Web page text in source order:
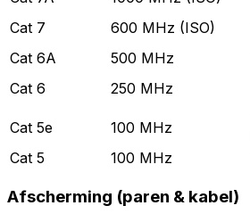
Cat 7
600 MHz (ISO)
Cat 6A
500 MHz
Cat 6
250 MHz
Cat 5e 100 MHz
Cat 5
100 MHz
Afscherming (paren & kabel)